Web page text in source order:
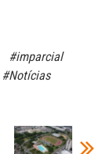
#imparcial
#Notícias